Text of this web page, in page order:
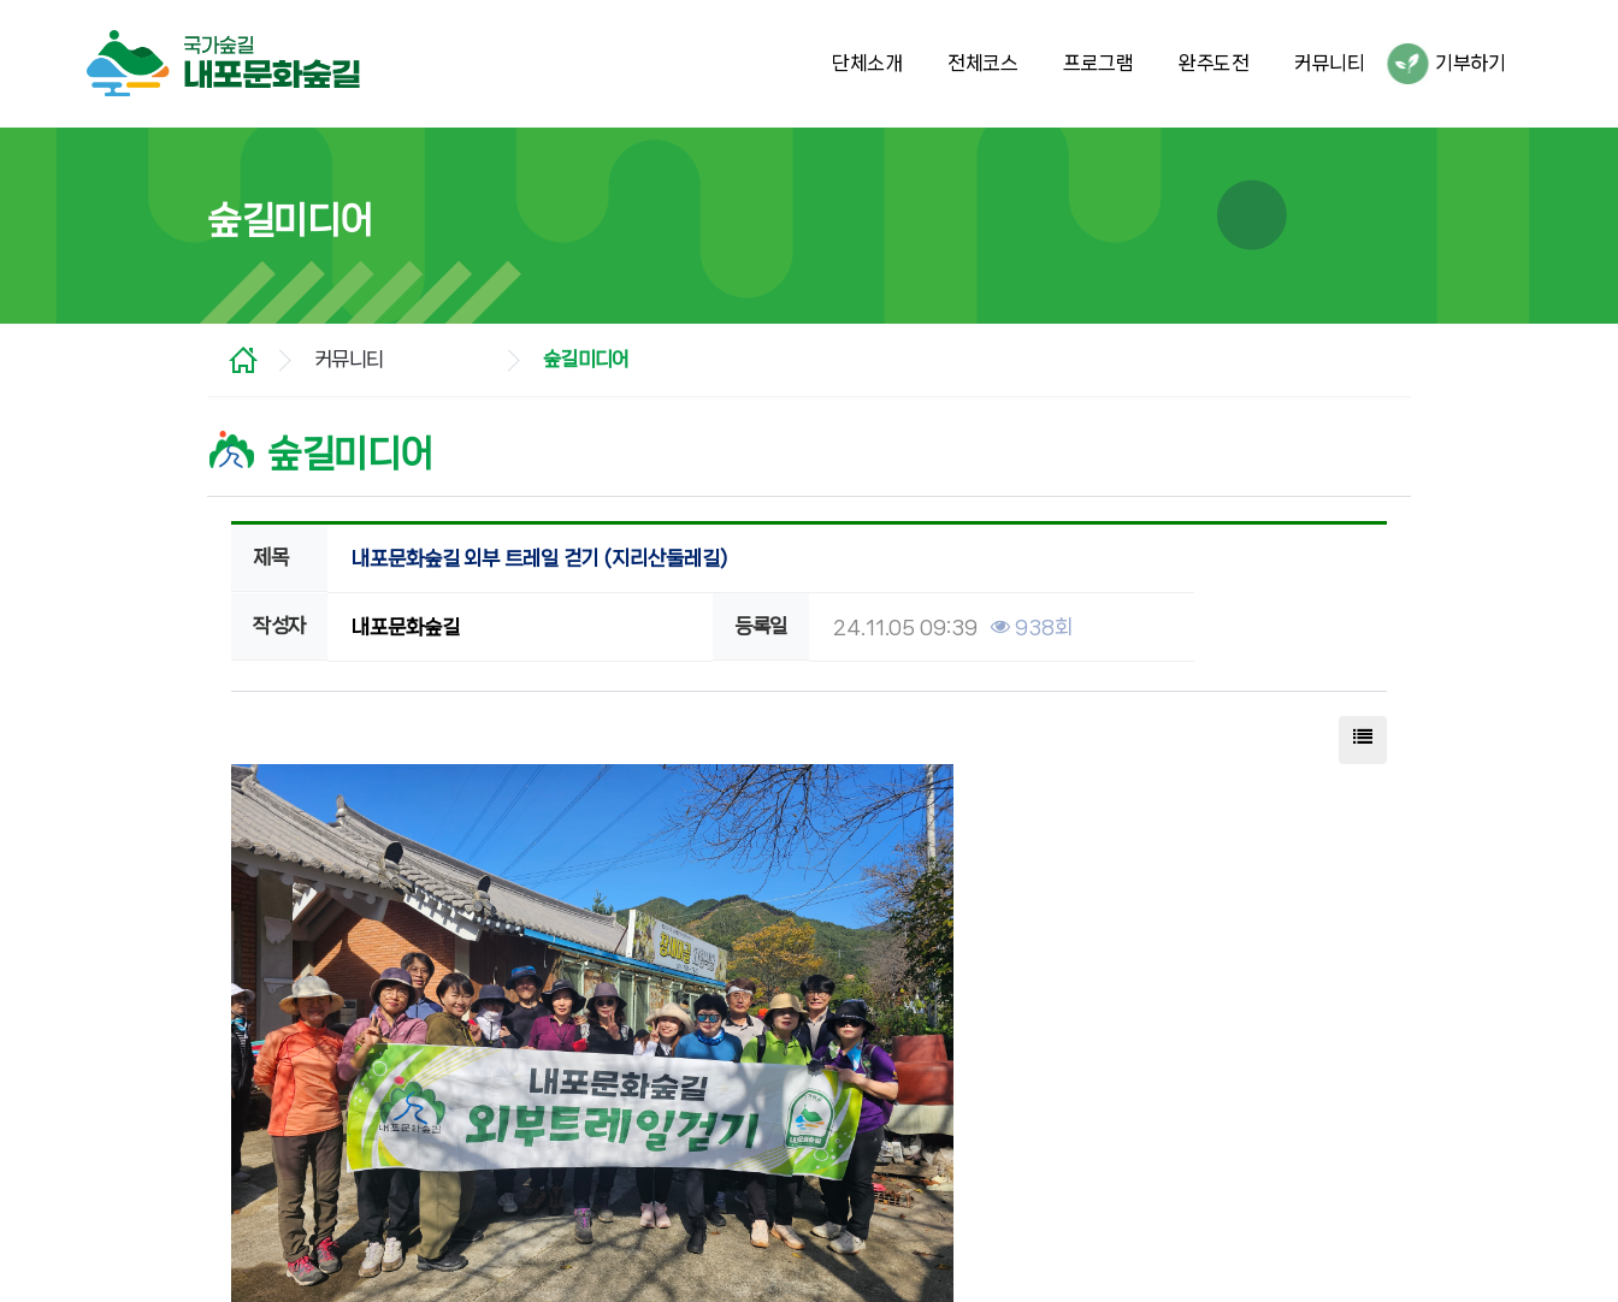
단체소개 전체코스 프로그램 완주도전 커뮤니티 기부하기
숲길미디어
커뮤니티 숲길미디어
숲길미디어
제목 내포문화숲길 외부 트레일 걷기 (지리산둘레길)
작성자 내포문화숲길 등록일 24.11.05 09:39 938회